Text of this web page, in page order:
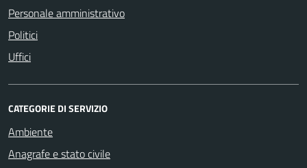
Personale amministrativo
Politici
Uffici
CATEGORIE DI SERVIZIO
Ambiente
Anagrafe e stato civile